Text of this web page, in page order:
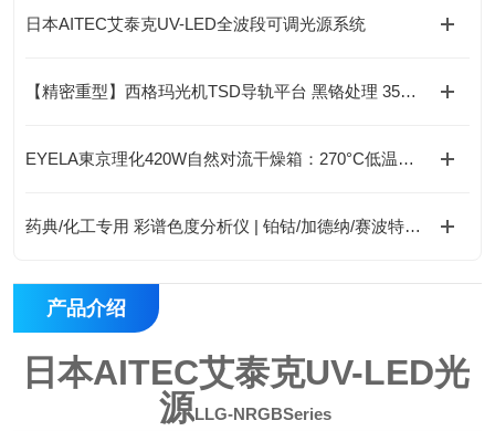
日本AITEC艾泰克UV-LED全波段可调光源系统
【精密重型】西格玛光机TSD导轨平台 黑铬处理 35N·m扭矩 淬火钢导轨
EYELA東京理化420W自然对流干燥箱：270°C低温防爆型，标配实验室安全之选“
药典/化工专用 彩谱色度分析仪 | 铂钴/加德纳/赛波特全支持 | 1.5秒快测
产品介绍
日本AITEC艾泰克UV-LED光
源LLG-NRGBSeries